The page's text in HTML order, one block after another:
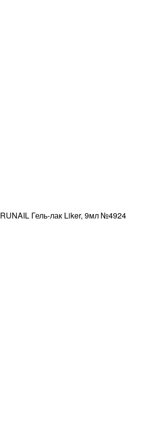
RUNAIL Гель-лак Liker, 9мл №4924